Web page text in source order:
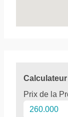
Prix de la